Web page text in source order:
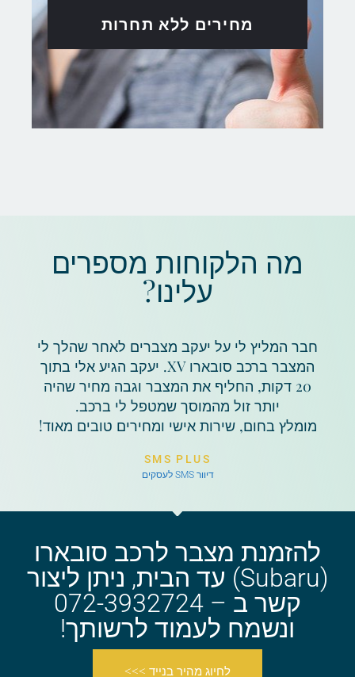
מחירים ללא תחרות
מה הלקוחות מספרים
עלינו?
חבר המליץ לי על יעקב מצברים לאחר שהלך לי
המצבר ברכב סובארו XV. יעקב הגיע אלי בתוך
20 דקות, החליף את המצבר וגבה מחיר שהיה
יותר זול מהמוסך שמטפל לי ברכב.
מומלץ בחום, שירות אישי ומחירים טובים מאוד!
SMS PLUS
דיוור SMS לעסקים
להזמנת מצבר לרכב סובארו
(Subaru) עד הבית, ניתן ליצור
קשר ב – 072-3932724
ונשמח לעמוד לרשותך!
לחיוג מהיר בנייד >>>